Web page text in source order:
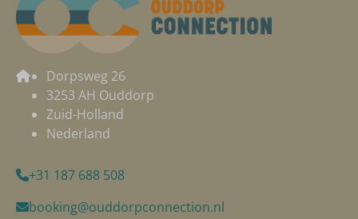
Dorpsweg 26
3253 AH Ouddorp
Zuid-Holland
Nederland
+31 187 688 508
booking@ouddorpconnection.nl